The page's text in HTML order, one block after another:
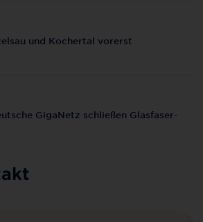
und Kochertal vorerst
GigaNetz schließen Glasfaser-